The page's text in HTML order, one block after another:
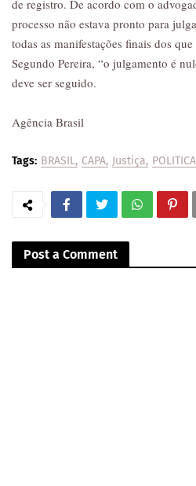
de registro. De acordo com o
processo não estava pronto para
todas as manifestações finais dos
Segundo Pereira, “o julgamento é
deve ser seguido.
Agência Brasil
Tags: BRASIL CAPA Justiça POLITICA
Post a Comment